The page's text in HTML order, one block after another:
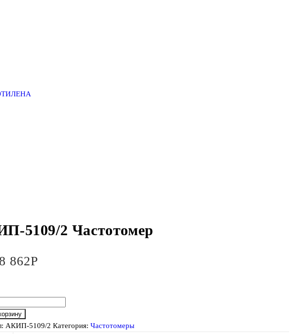
5109/2 Частотомер
862Р
2
АКИП-5109/2 Категория: Частотомеры